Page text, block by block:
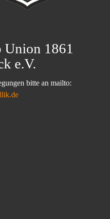
Union 1861
e.V.
bitte an mailto: